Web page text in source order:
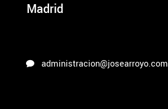
Madrid
administracion@josearroyo.com